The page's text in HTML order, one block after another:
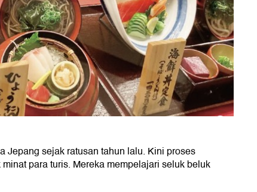
Jepang sejak ratusan tahun lalu. Kini proses
para turis. Mereka mempelajari seluk beluk